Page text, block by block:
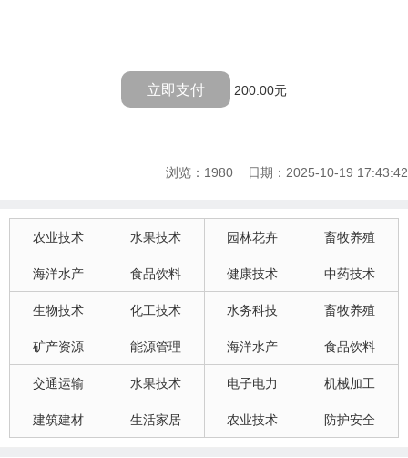
立即支付 200.00元
浏览：1980 日期：2025-10-19 17:43:42
农业技术 水果技术 园林花卉 畜牧养殖
海洋水产 食品饮料 健康技术 中药技术
生物技术 化工技术 水务科技 畜牧养殖
矿产资源 能源管理 海洋水产 食品饮料
交通运输 水果技术 电子电力 机械加工
建筑建材 生活家居 农业技术 防护安全